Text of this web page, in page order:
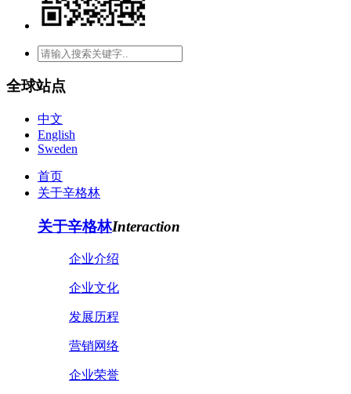
全球站点
中文
English
Sweden
首页
关于辛格林
关于辛格林Interaction
企业介绍
企业文化
发展历程
营销网络
企业荣誉